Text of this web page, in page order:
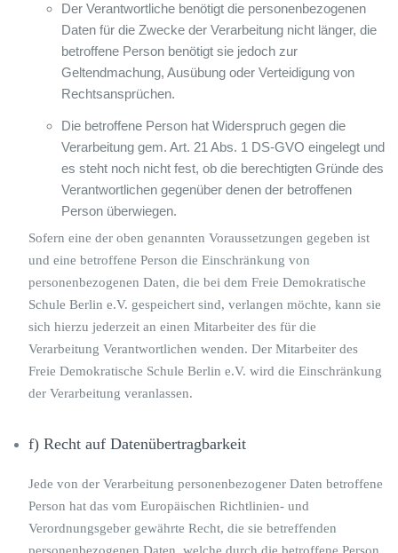
Der Verantwortliche benötigt die personenbezogenen
Daten für die Zwecke der Verarbeitung nicht länger, die
betroffene Person benötigt sie jedoch zur
Geltendmachung, Ausübung oder Verteidigung von
Rechtsansprüchen.
Die betroffene Person hat Widerspruch gegen die
Verarbeitung gem. Art. 21 Abs. 1 DS-GVO eingelegt und
es steht noch nicht fest, ob die berechtigten Gründe des
Verantwortlichen gegenüber denen der betroffenen
Person überwiegen.
Sofern eine der oben genannten Voraussetzungen gegeben ist
und eine betroffene Person die Einschränkung von
personenbezogenen Daten, die bei dem Freie Demokratische
Schule Berlin e.V. gespeichert sind, verlangen möchte, kann sie
sich hierzu jederzeit an einen Mitarbeiter des für die
Verarbeitung Verantwortlichen wenden. Der Mitarbeiter des
Freie Demokratische Schule Berlin e.V. wird die Einschränkung
der Verarbeitung veranlassen.
f) Recht auf Datenübertragbarkeit
Jede von der Verarbeitung personenbezogener Daten betroffene
Person hat das vom Europäischen Richtlinien- und
Verordnungsgeber gewährte Recht, die sie betreffenden